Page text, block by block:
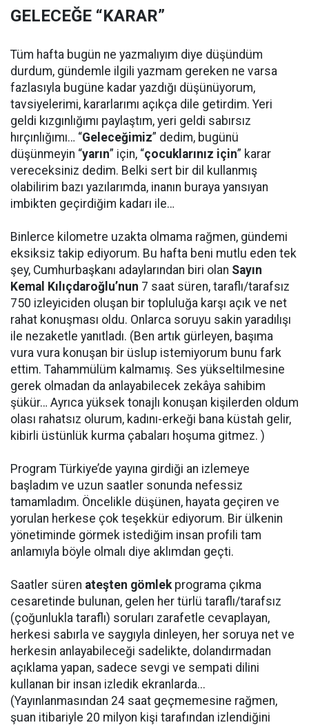
GELECEĞE “KARAR”
Tüm hafta bugün ne yazmalıyım diye düşündüm
durdum, gündemle ilgili yazmam gereken ne varsa
fazlasıyla bugüne kadar yazdığı düşünüyorum,
tavsiyelerimi, kararlarımı açıkça dile getirdim. Yeri
geldi kızgınlığımı paylaştım, yeri geldi sabırsız
hırçınlığımı… “Geleceğimiz” dedim, bugünü
düşünmeyin “yarın” için, “çocuklarınız için” karar
vereceksiniz dedim. Belki sert bir dil kullanmış
olabilirim bazı yazılarımda, inanın buraya yansıyan
imbikten geçirdiğim kadarı ile…
Binlerce kilometre uzakta olmama rağmen, gündemi
eksiksiz takip ediyorum. Bu hafta beni mutlu eden tek
şey, Cumhurbaşkanı adaylarından biri olan Sayın
Kemal Kılıçdaroğlu’nun 7 saat süren, taraflı/tarafsız
750 izleyiciden oluşan bir topluluğa karşı açık ve net
rahat konuşması oldu. Onlarca soruyu sakin yaradılışı
ile nezaketle yanıtladı. (Ben artık gürleyen, başıma
vura vura konuşan bir üslup istemiyorum bunu fark
ettim. Tahammülüm kalmamış. Ses yükseltilmesine
gerek olmadan da anlayabilecek zekâya sahibim
şükür… Ayrıca yüksek tonajlı konuşan kişilerden oldum
olası rahatsız olurum, kadını-erkeği bana küstah gelir,
kibirli üstünlük kurma çabaları hoşuma gitmez. )
Program Türkiye’de yayına girdiği an izlemeye
başladım ve uzun saatler sonunda nefessiz
tamamladım. Öncelikle düşünen, hayata geçiren ve
yorulan herkese çok teşekkür ediyorum. Bir ülkenin
yönetiminde görmek istediğim insan profili tam
anlamıyla böyle olmalı diye aklımdan geçti.
Saatler süren ateşten gömlekprograma çıkma
cesaretinde bulunan, gelen her türlü taraflı/tarafsız
(çoğunlukla taraflı) soruları zarafetle cevaplayan,
herkesi sabırla ve saygıyla dinleyen, her soruya net ve
herkesin anlayabileceği sadelikte, dolandırmadan
açıklama yapan, sadece sevgi ve sempati dilini
kullanan bir insan izledik ekranlarda...
(Yayınlanmasından 24 saat geçmemesine rağmen,
şuan itibariyle 20 milyon kişi tarafından izlendiğini